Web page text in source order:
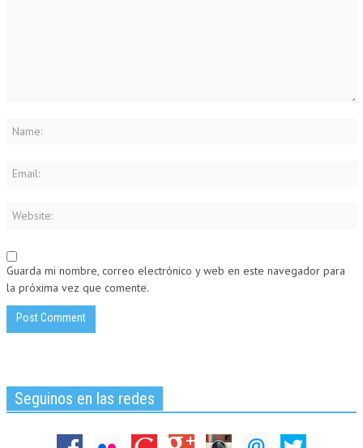
Guarda mi nombre, correo electrónico y web en este navegador para
la próxima vez que comente.
Seguinos en las redes